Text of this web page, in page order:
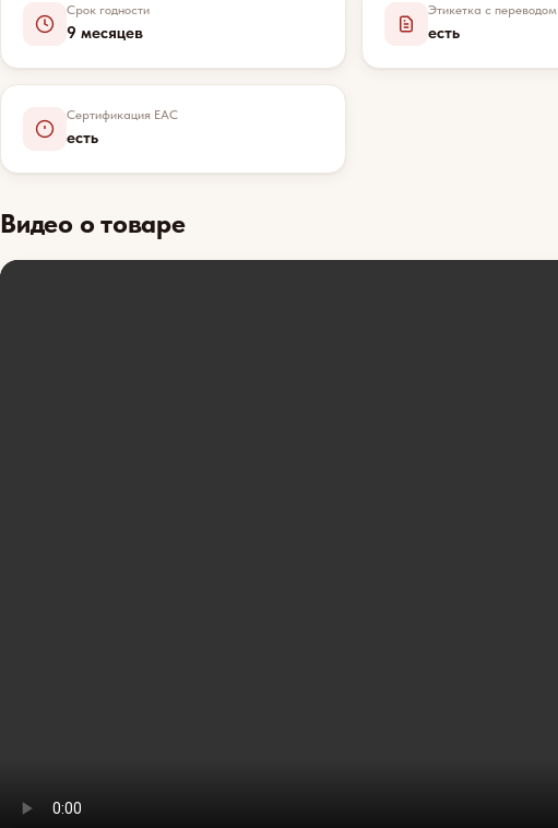
Срок годности
9 месяцев
Этикетка с переводом
есть
Сертификация EAC
есть
Видео о товаре